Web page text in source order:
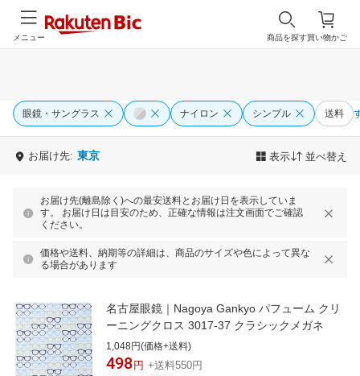
買い物かご
商品を探す
メニュー
眼鏡・サングラス ナイロン シンプル 送料
お届け先: 東京 表示 並べ替え
お届け先(離島除く)への最安送料とお届け日を表示していま
す。 お届け日は目安のため、正確な情報は注文画面でご確認
ください。
価格や送料、納期等の詳細は、商品のサイズや色によって異な
る場合があります
名古屋眼鏡｜Nagoya Gankyo パフューム クリ
ーニングクロス 3017-37 クラシックメガネ
1,048円(価格+送料)
498 円 +送料550円